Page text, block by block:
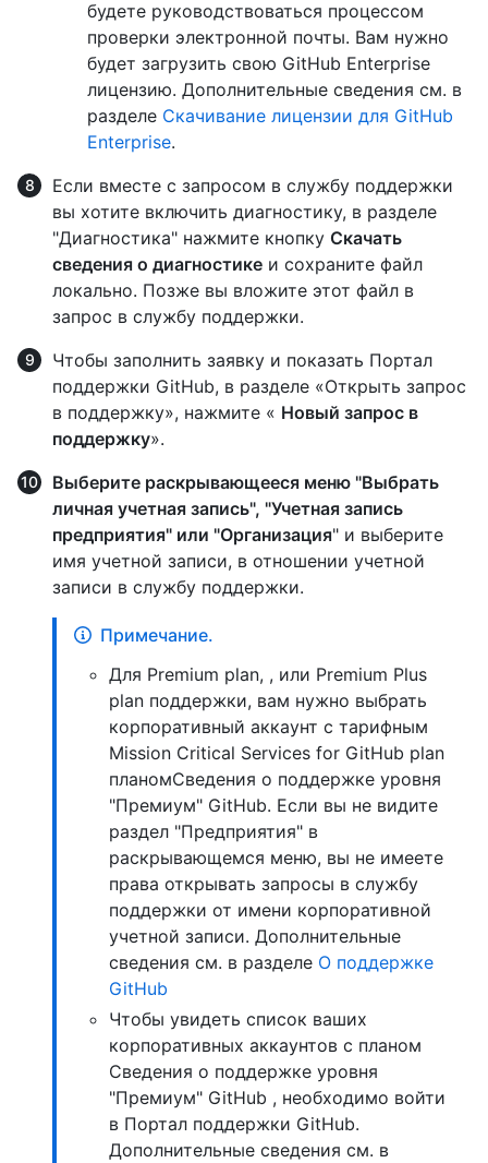
будете руководствоваться процессом
проверки электронной почты. Вам нужно
будет загрузить свою GitHub Enterprise
лицензию. Дополнительные сведения см. в
разделе Скачивание лицензии для GitHub
Enterprise.
Если вместе с запросом в службу поддержки
вы хотите включить диагностику, в разделе
"Диагностика" нажмите кнопку Скачать
сведения о диагностике и сохраните файл
локально. Позже вы вложите этот файл в
запрос в службу поддержки.
Чтобы заполнить заявку и показать Портал
поддержки GitHub, в разделе «Открыть запрос
в поддержку», нажмите « Новый запрос в
поддержку».
Выберите раскрывающееся меню "Выбрать
личная учетная запись", "Учетная запись
предприятия" или "Организация" и выберите
имя учетной записи, в отношении учетной
записи в службу поддержки.
Примечание.
Для Premium plan, , или Premium Plus
plan поддержки, вам нужно выбрать
корпоративный аккаунт с тарифным
Mission Critical Services for GitHub plan
планомСведения о поддержке уровня
"Премиум" GitHub. Если вы не видите
раздел "Предприятия" в
раскрывающемся меню, вы не имеете
права открывать запросы в службу
поддержки от имени корпоративной
учетной записи. Дополнительные
сведения см. в разделе О поддержке
GitHub
Чтобы увидеть список ваших
корпоративных аккаунтов с планом
Сведения о поддержке уровня
"Премиум" GitHub , необходимо войти
в Портал поддержки GitHub.
Дополнительные сведения см. в